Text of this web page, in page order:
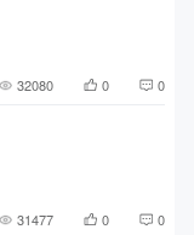
32080 0 0
31477 0 0